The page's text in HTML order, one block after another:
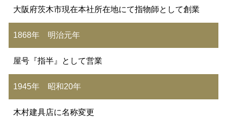
大阪府茨木市現在本社所在地にて指物師として創業
1868年 明治元年
屋号『指半』として営業
1945年 昭和20年
木村建具店に名称変更